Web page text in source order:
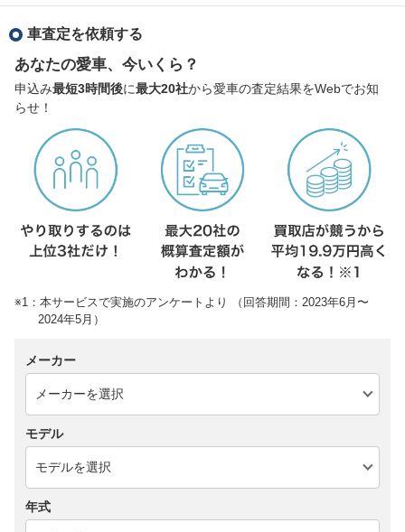
車査定を依頼する
あなたの愛車、今いくら？
申込み最短3時間後に最大20社から愛車の査定結果をWebでお知
らせ！
※1：本サービスで実施のアンケートより （回答期間：2023年6月〜
2024年5月）
メーカー
モデル
年式